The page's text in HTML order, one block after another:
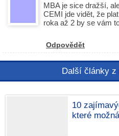
MBA je sice dražší,
CEMI jde vidět, že
roka až 2 by se vám
Odpovědět
Další články z
10
které